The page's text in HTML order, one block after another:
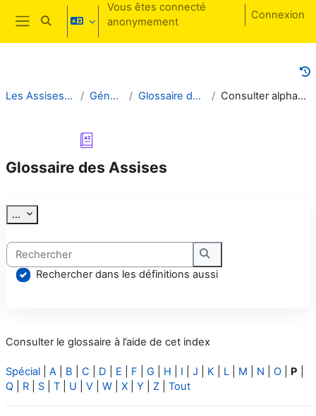
Passer au contenu principal
Panneau latéral
Activer/désactiver la saisie de recherche
Vous êtes connecté
anonymement
Connexion
Les Assises - Acte IV Généralités Glossaire des Assises Consulter alphabétiquement
Glossaire des Assises
... Exporter des articles
Rechercher
Rechercher
Rechercher dans les définitions aussi
Consulter le glossaire à l’aide de cet index
Spécial A B C D E F G H I J K L M N O P
Q
R S T U V W X Y Z Tout